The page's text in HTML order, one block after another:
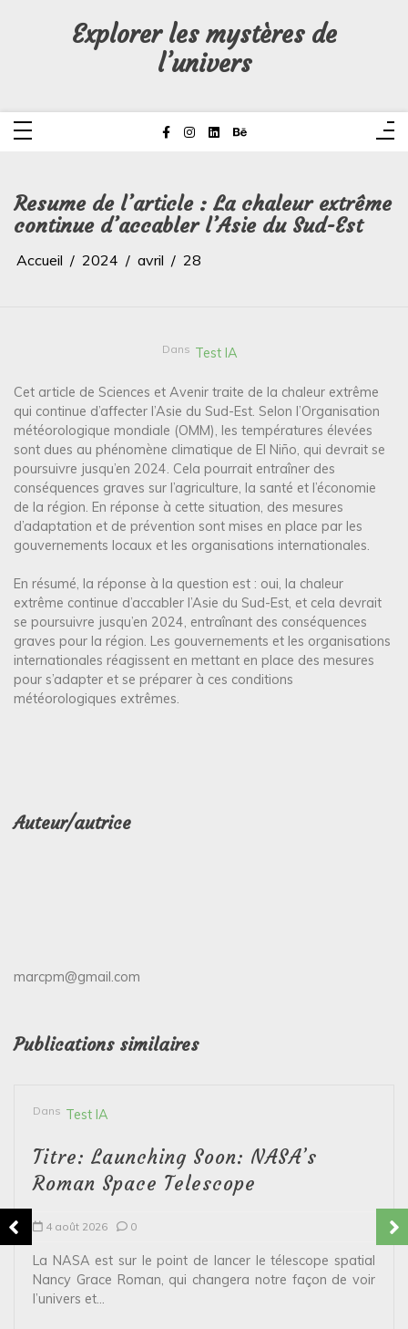
Explorer les mystères de
l’univers
Resume de l’article : La chaleur extrême
continue d’accabler l’Asie du Sud-Est
Accueil 2024 avril 28
Dans Test IA
Cet article de Sciences et Avenir traite de la chaleur extrême
qui continue d’affecter l’Asie du Sud-Est. Selon l’Organisation
météorologique mondiale (OMM), les températures élevées
sont dues au phénomène climatique de El Niño, qui devrait se
poursuivre jusqu’en 2024. Cela pourrait entraîner des
conséquences graves sur l’agriculture, la santé et l’économie
de la région. En réponse à cette situation, des mesures
d’adaptation et de prévention sont mises en place par les
gouvernements locaux et les organisations internationales.
En résumé, la réponse à la question est : oui, la chaleur
extrême continue d’accabler l’Asie du Sud-Est, et cela devrait
se poursuivre jusqu’en 2024, entraînant des conséquences
graves pour la région. Les gouvernements et les organisations
internationales réagissent en mettant en place des mesures
pour s’adapter et se préparer à ces conditions
météorologiques extrêmes.
Auteur/autrice
marcpm@gmail.com
Publications similaires
Dans Test IA
Titre: Launching Soon: NASA’s
Roman Space Telescope
4 août 2026 0
La NASA est sur le point de lancer le télescope spatial
Nancy Grace Roman, qui changera notre façon de voir
l’univers et...